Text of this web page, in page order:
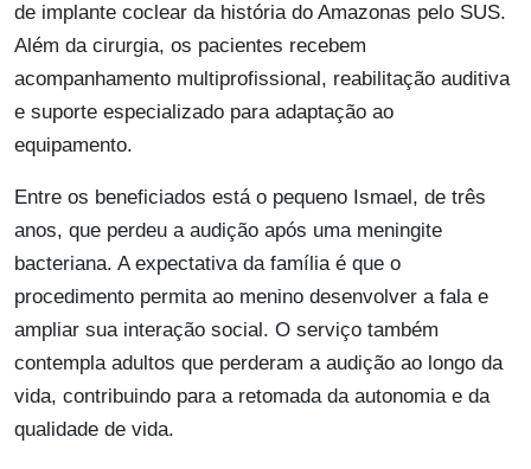
de implante coclear da história do Amazonas pelo SUS.
Além da cirurgia, os pacientes recebem
acompanhamento multiprofissional, reabilitação auditiva
e suporte especializado para adaptação ao
equipamento.
Entre os beneficiados está o pequeno Ismael, de três
anos, que perdeu a audição após uma meningite
bacteriana. A expectativa da família é que o
procedimento permita ao menino desenvolver a fala e
ampliar sua interação social. O serviço também
contempla adultos que perderam a audição ao longo da
vida, contribuindo para a retomada da autonomia e da
qualidade de vida.